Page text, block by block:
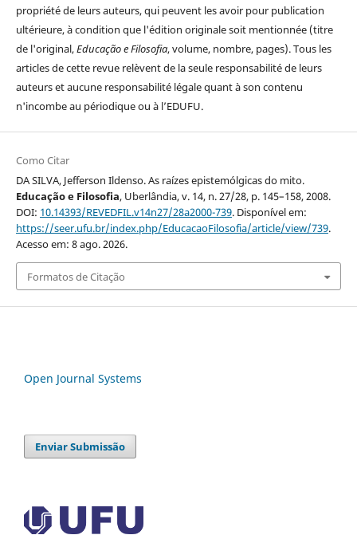
propriété de leurs auteurs, qui peuvent les avoir pour publication
ultérieure, à condition que l'édition originale soit mentionnée (titre
de l'original,Educação e Filosofia, volume, nombre, pages). Tous les
articles de cette revue relèvent de la seule responsabilité de leurs
auteurs et aucune responsabilité légale quant à son contenu
n'incombe au périodique ou à l’EDUFU.
Como Citar
DA SILVA, Jefferson Ildenso. As raízes epistemólgicas do mito.
Educação e Filosofia, Uberlândia, v. 14, n. 27/28, p. 145–158, 2008.
DOI: 10.14393/REVEDFIL.v14n27/28a2000-739. Disponível em:
https://seer.ufu.br/index.php/EducacaoFilosofia/article/view/739.
Acesso em: 8 ago. 2026.
Formatos de Citação
Open Journal Systems
Enviar Submissão